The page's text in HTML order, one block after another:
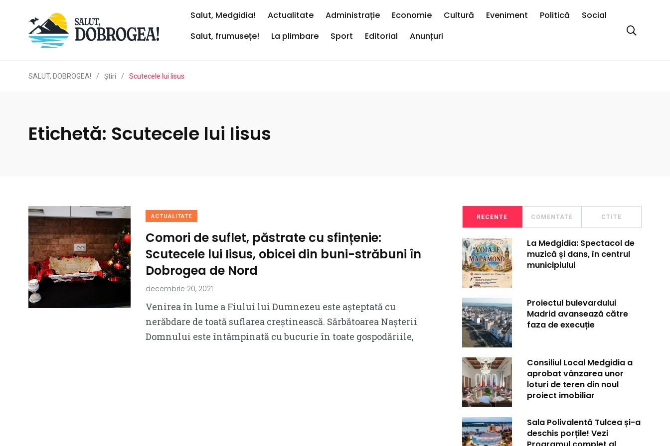
Salut, Medgidia! Actualitate Administrație Economie Cultură Eveniment Politică
Social
Salut, frumusețe!
La plimbare Sport Editorial Anunțuri
SALUT, DOBROGEA! / Ştiri / Scutecele lui Iisus
Etichetă: Scutecele lui Iisus
ACTUALITATE
Comori de suflet, păstrate cu sfințenie:
Scutecele lui Iisus, obicei din buni-străbuni în
Dobrogea de Nord
decembrie 20, 2021
Venirea în lume a Fiului lui Dumnezeu este așteptată cu
nerăbdare de toată suflarea creștinească. Sărbătoarea Nașterii
Domnului este întâmpinată cu bucurie în toate gospodăriile,
RECENTE COMENTATE CTITE
La Medgidia: Spectacol de
muzică și dans, în centrul
municipiului
Proiectul bulevardului
Madrid avansează către
faza de execuție
Consiliul Local Medgidia a
aprobat vânzarea unor
loturi de teren din noul
proiect imobiliar
Sala Polivalentă Tulcea și-a
deschis porțile! Vezi